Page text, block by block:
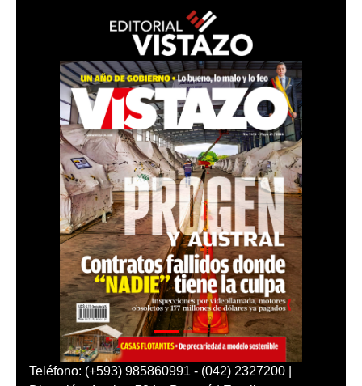
Teléfono: (+593) 985860991 - (042) 2327200 |